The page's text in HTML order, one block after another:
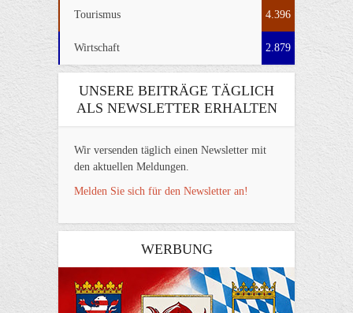
Tourismus 4.396
Wirtschaft 2.879
UNSERE BEITRÄGE TÄGLICH
ALS NEWSLETTER ERHALTEN
Wir versenden täglich einen Newsletter mit
den aktuellen Meldungen.
Melden Sie sich für den Newsletter an!
WERBUNG